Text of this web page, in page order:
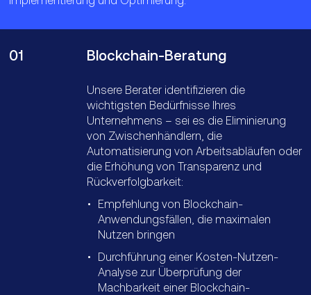
dezentrale Finanzwirtschaft (DeFi) voran,
Wachstumsrate von 53,7
01 Blockchain-Beratung
Unsere Berater identifizieren die
wichtigsten Bedürfnisse Ihres
Unternehmens – sei es die Eliminierung
von Zwischenhändlern, die
Automatisierung von Arbeitsabläufen oder
die Erhöhung von Transparenz und
Rückverfolgbarkeit:
Empfehlung von Blockchain-
Anwendungsfällen, die maximalen
Nutzen bringen
Durchführung einer Kosten-Nutzen-
Analyse zur Überprüfung der
Machbarkeit einer Blockchain-